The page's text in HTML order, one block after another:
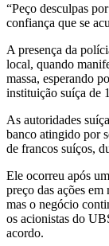
“Peço desculpas
confiança que se
A presença da
local, quando
massa, esperando
instituição suíça de
As autoridades
banco atingido por
de francos suíços,
Ele ocorreu após
preço das ações
mas o negócio
os acionistas do
acordo.